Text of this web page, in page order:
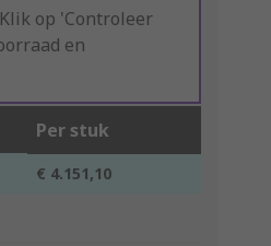
Klik op 'Controleer
en
Per stuk
€ 4.151,10